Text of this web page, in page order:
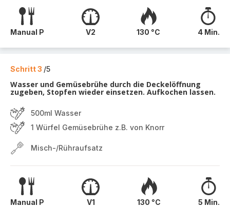
Manual P V2 130 °C 4 Min.
Schritt 3 /5
Wasser und Gemüsebrühe durch die Deckelöffnung
zugeben, Stopfen wieder einsetzen. Aufkochen lassen.
500ml Wasser
1 Würfel Gemüsebrühe z.B. von Knorr
Misch-/Rühraufsatz
Manual P V1 130 °C 5 Min.